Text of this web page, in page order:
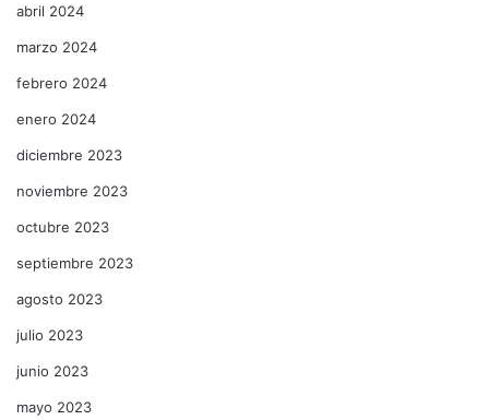
abril 2024
marzo 2024
febrero 2024
enero 2024
diciembre 2023
noviembre 2023
octubre 2023
septiembre 2023
agosto 2023
julio 2023
junio 2023
mayo 2023